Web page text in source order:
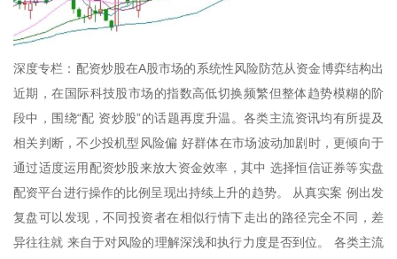
深度专栏：配资炒股在A股市场的系统性风险防范从资金博弈结构出
近期，在国际科技股市场的指数高低切换频繁但整体趋势模糊的阶
段中，围绕“配 资炒股”的话题再度升温。各类主流资讯均有所提及
相关判断，不少投机型风险偏 好群体在市场波动加剧时，更倾向于
通过适度运用配资炒股来放大资金效率，其中 选择恒信证券等实盘
配资平台进行操作的比例呈现出持续上升的趋势。 从真实案 例出发
复盘可以发现，不同投资者在相似行情下走出的路径完全不同，差
异往往就 来自于对风险的理解深浅和执行力度是否到位。 各类主流